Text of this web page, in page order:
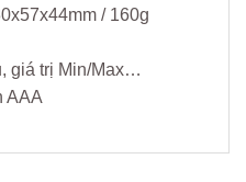
/ 160g
giá trị Min/Max…
AAA